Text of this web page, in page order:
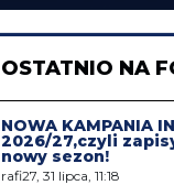
OSTATNIO NA
NOWA KAMPANIA
2026/27,czyli
nowy sezon!
rafi27, 31 lipca, 11:18